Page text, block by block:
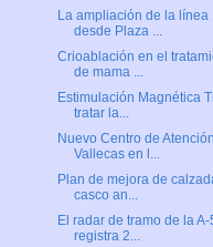
La ampliación de la línea
desde Plaza ...
Crioablación en el
de mama ...
Estimulación Magnética
tratar la...
Nuevo Centro de
Vallecas en l...
Plan de mejora de
casco an...
El radar de tramo de la
registra 2...